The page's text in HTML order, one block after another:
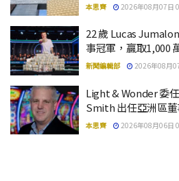
本思齊 2026年08月07日
22 歲 Lucas
事冠軍，贏取1,000
新聞編輯部 2026年08月
Light & Wonder 委
Smith 出任亞洲區
本思齊 2026年08月06日